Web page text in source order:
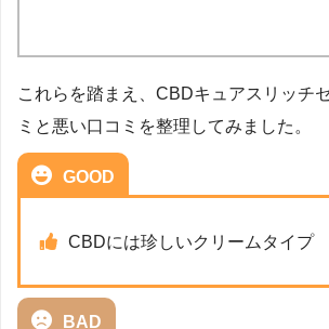
これらを踏まえ、CBDキュアスリッチ
ミと悪い口コミを整理してみました。
GOOD
CBDには珍しいクリームタイプ
BAD